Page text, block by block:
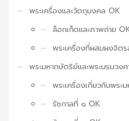
พระเครื่องและวัตถุมงคล OK
ล็อกเก็ตและภาพถ่าย
พระเครื่องที่ผสมผงจิตร
พระมหากษัตริย์และพระบรมวง
พระเครื่องเกี่ยวกับพระ
รัชกาลที่ ๑ OK